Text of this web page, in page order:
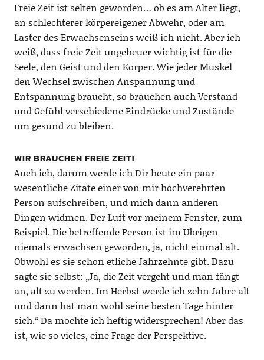
Freie Zeit ist selten geworden… ob es am Alter liegt,
an schlechterer körpereigener Abwehr, oder am
Laster des Erwachsenseins weiß ich nicht. Aber ich
weiß, dass freie Zeit ungeheuer wichtig ist für die
Seele, den Geist und den Körper. Wie jeder Muskel
den Wechsel zwischen Anspannung und
Entspannung braucht, so brauchen auch Verstand
und Gefühl verschiedene Eindrücke und Zustände
um gesund zu bleiben.
WIR BRAUCHEN FREIE ZEIT!
Auch ich, darum werde ich Dir heute ein paar
wesentliche Zitate einer von mir hochverehrten
Person aufschreiben, und mich dann anderen
Dingen widmen. Der Luft vor meinem Fenster, zum
Beispiel. Die betreffende Person ist im Übrigen
niemals erwachsen geworden, ja, nicht einmal alt.
Obwohl es sie schon etliche Jahrzehnte gibt. Dazu
sagte sie selbst: „Ja, die Zeit vergeht und man fängt
an, alt zu werden. Im Herbst werde ich zehn Jahre alt
und dann hat man wohl seine besten Tage hinter
sich.“ Da möchte ich heftig widersprechen! Aber das
ist, wie so vieles, eine Frage der Perspektive.